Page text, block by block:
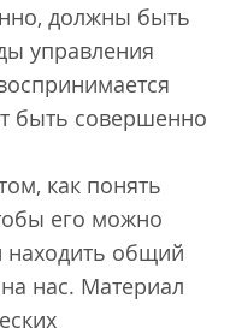
должны быть
управления
быть совершенно
как понять
его можно
находить общий
нас. Материал